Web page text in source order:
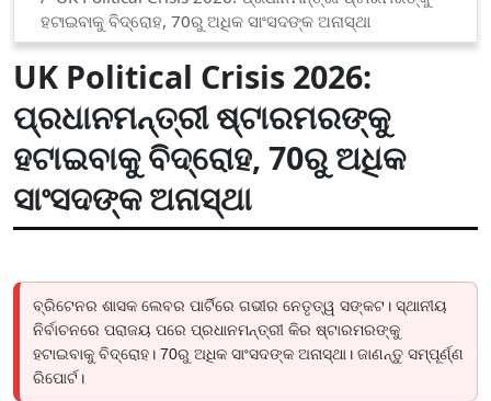
ହଟାଇବାକୁ ବିଦ୍ରୋହ, 70ରୁ ଅଧିକ ସାଂସଦଙ୍କ ଅନାସ୍ଥା
UK Political Crisis 2026:
ପ୍ରଧାନମନ୍ତ୍ରୀ ଷ୍ଟାରମରଙ୍କୁ
ହଟାଇବାକୁ ବିଦ୍ରୋହ, 70ରୁ ଅଧିକ
ସାଂସଦଙ୍କ ଅନାସ୍ଥା
ବ୍ରିଟେନର ଶାସକ ଲେବର ପାର୍ଟିରେ ଗଭୀର ନେତୃତ୍ୱ ସଙ୍କଟ। ସ୍ଥାନୀୟ
ନିର୍ବାଚନରେ ପରାଜୟ ପରେ ପ୍ରଧାନମନ୍ତ୍ରୀ କିର ଷ୍ଟାରମରଙ୍କୁ
ହଟାଇବାକୁ ବିଦ୍ରୋହ। 70ରୁ ଅଧିକ ସାଂସଦଙ୍କ ଅନାସ୍ଥା। ଜାଣନ୍ତୁ ସମ୍ପୂର୍ଣ୍ଣ
ରିପୋର୍ଟ।